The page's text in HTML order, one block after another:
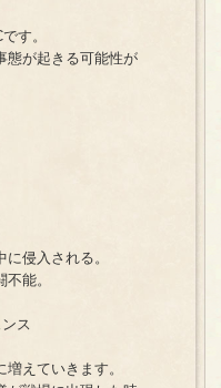
す。
が起きる可能性が
侵入される。
能。
ス
えていきます。